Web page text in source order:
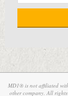
MD1® is not affiliated
other company. All